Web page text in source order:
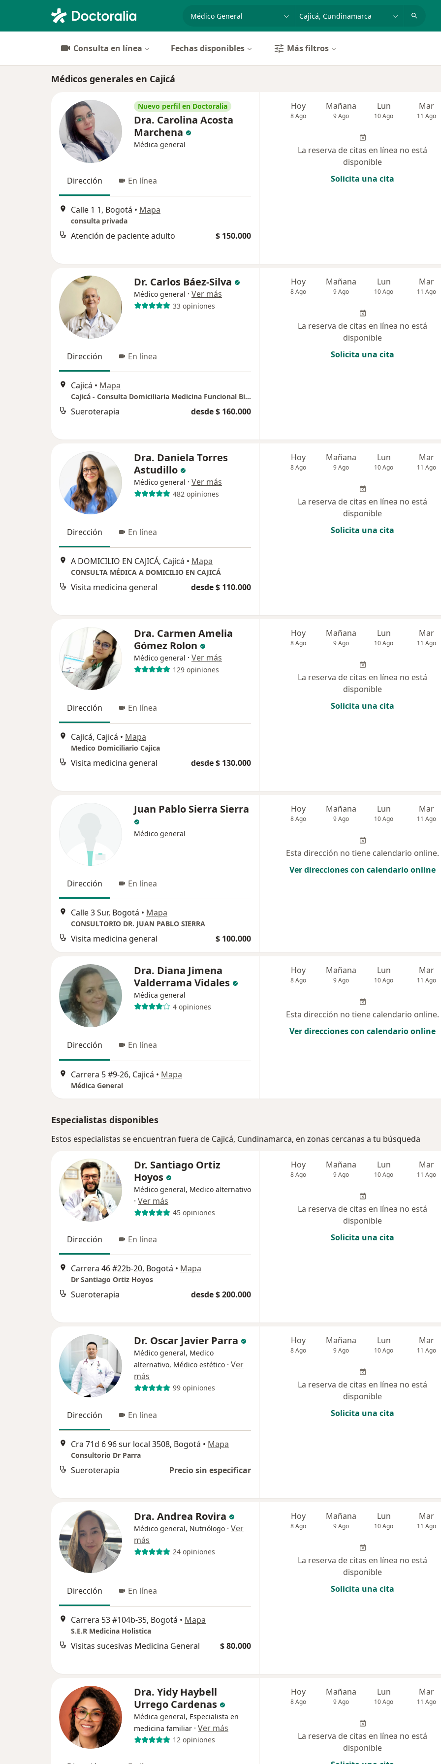
especialidad, enfermedad o nombrep. ej. Bogotá
Consulta en línea Fechas disponibles Más filtros
Médicos generales en Cajicá
Nuevo perfil en Doctoralia
Dra. Carolina Acosta
Marchena
Médica general
Dirección En línea
Calle 1 1, Bogotá • Mapa
consulta privada
Atención de paciente adulto $ 150.000
Hoy
8 Ago
Mañana
9 Ago
Lun
10 Ago
Mar
11 Ago
La reserva de citas en línea no está
disponible
Solicita una cita
Dr. Carlos Báez-Silva
Médico general · Ver más
33 opiniones
Dirección En línea
Cajicá • Mapa
Cajicá - Consulta Domiciliaria Medicina Funcional Biorreguladora
Sueroterapia desde $ 160.000
Hoy
8 Ago
Mañana
9 Ago
Lun
10 Ago
Mar
11 Ago
La reserva de citas en línea no está
disponible
Solicita una cita
Dra. Daniela Torres
Astudillo
Médico general · Ver más
482 opiniones
Dirección En línea
A DOMICILIO EN CAJICÁ, Cajicá • Mapa
CONSULTA MÉDICA A DOMICILIO EN CAJICÁ
Visita medicina general desde $ 110.000
Hoy
8 Ago
Mañana
9 Ago
Lun
10 Ago
Mar
11 Ago
La reserva de citas en línea no está
disponible
Solicita una cita
Dra. Carmen Amelia
Gómez Rolon
Médico general · Ver más
129 opiniones
Dirección En línea
Cajicá, Cajicá • Mapa
Medico Domiciliario Cajica
Visita medicina general desde $ 130.000
Hoy
8 Ago
Mañana
9 Ago
Lun
10 Ago
Mar
11 Ago
La reserva de citas en línea no está
disponible
Solicita una cita
Juan Pablo Sierra Sierra
Médico general
Dirección En línea
Calle 3 Sur, Bogotá • Mapa
CONSULTORIO DR. JUAN PABLO SIERRA
Visita medicina general $ 100.000
Hoy
8 Ago
Mañana
9 Ago
Lun
10 Ago
Mar
11 Ago
Esta dirección no tiene calendario online.
Ver direcciones con calendario online
Dra. Diana Jimena
Valderrama Vidales
Médica general
4 opiniones
Dirección En línea
Carrera 5 #9-26, Cajicá • Mapa
Médica General
Hoy
8 Ago
Mañana
9 Ago
Lun
10 Ago
Mar
11 Ago
Esta dirección no tiene calendario online.
Ver direcciones con calendario online
Especialistas disponibles
Estos especialistas se encuentran fuera de Cajicá, Cundinamarca, en zonas cercanas a tu búsqueda
Dr. Santiago Ortiz
Hoyos
Médico general, Medico alternativo
· Ver más
45 opiniones
Dirección En línea
Carrera 46 #22b-20, Bogotá • Mapa
Dr Santiago Ortiz Hoyos
Sueroterapia desde $ 200.000
Hoy
8 Ago
Mañana
9 Ago
Lun
10 Ago
Mar
11 Ago
La reserva de citas en línea no está
disponible
Solicita una cita
Dr. Oscar Javier Parra
Médico general, Medico
alternativo, Médico estético · Ver
más
99 opiniones
Dirección En línea
Cra 71d 6 96 sur local 3508, Bogotá • Mapa
Consultorio Dr Parra
Sueroterapia Precio sin especificar
Hoy
8 Ago
Mañana
9 Ago
Lun
10 Ago
Mar
11 Ago
La reserva de citas en línea no está
disponible
Solicita una cita
Dra. Andrea Rovira
Médico general, Nutriólogo · Ver
más
24 opiniones
Dirección En línea
Carrera 53 #104b-35, Bogotá • Mapa
S.E.R Medicina Holistica
Visitas sucesivas Medicina General $ 80.000
Hoy
8 Ago
Mañana
9 Ago
Lun
10 Ago
Mar
11 Ago
La reserva de citas en línea no está
disponible
Solicita una cita
Dra. Yidy Haybell
Urrego Cardenas
Médica general, Especialista en
medicina familiar · Ver más
12 opiniones
Hoy
8 Ago
Mañana
9 Ago
Lun
10 Ago
Mar
11 Ago
La reserva de citas en línea no está
disponible